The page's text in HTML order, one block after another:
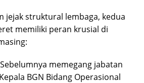
jejak struktural lembaga, kedua
memiliki peran krusial di
memegang jabatan
BGN Bidang Operasional